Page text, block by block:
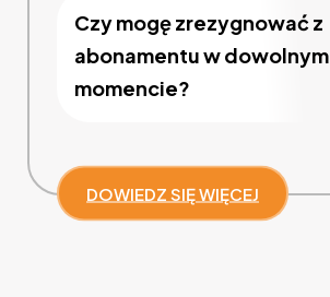
Czy mogę zrezygnować z
abonamentu w dowolnym
momencie?
DOWIEDZ SIĘ WIĘCEJ